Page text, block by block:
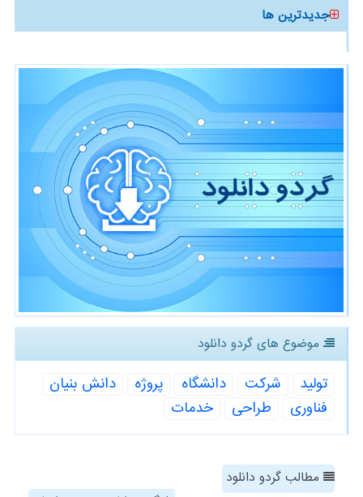
جدیدترین ها
موضوع های گردو دانلود
تولید شركت دانشگاه پروژه
دانش بنیان
فناوری
طراحی خدمات
مطالب گردو دانلود